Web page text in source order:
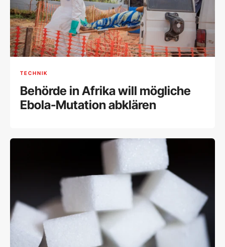
TECHNIK
Behörde in Afrika will mögliche
Ebola-Mutation abklären